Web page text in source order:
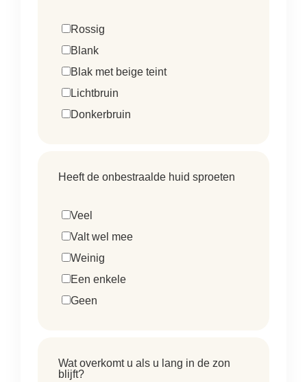
Rossig
Blank
Blak met beige teint
Lichtbruin
Donkerbruin
Heeft de onbestraalde huid sproeten
Veel
Valt wel mee
Weinig
Een enkele
Geen
Wat overkomt u als u lang in de zon
blijft?